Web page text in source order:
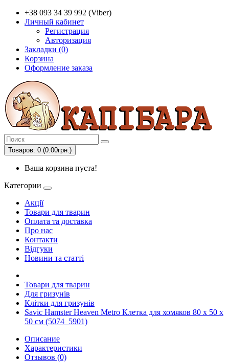
+38 093 34 39 992 (Viber)
Личный кабинет
Регистрация
Авторизация
Закладки (0)
Корзина
Оформление заказа
Товаров: 0 (0.00грн.)
Ваша корзина пуста!
Категории
Акції
Товари для тварин
Оплата та доставка
Про нас
Контакти
Відгуки
Новини та статті
Товари для тварин
Для гризунів
Клітки для гризунів
Savic Hamster Heaven Metro Клетка для хомяков 80 х 50 х
50 см (5074_5901)
Описание
Характеристики
Отзывов (0)